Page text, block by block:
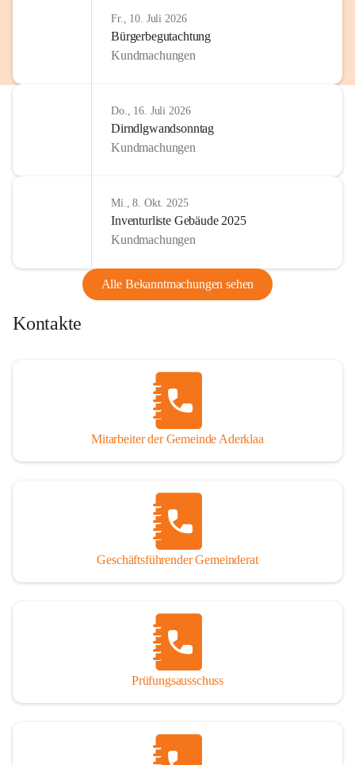
Fr., 10. Juli 2026
Bürgerbegutachtung
Kundmachungen
Do., 16. Juli 2026
Dirndlgwandsonntag
Kundmachungen
Mi., 8. Okt. 2025
Inventurliste Gebäude 2025
Kundmachungen
Alle Bekanntmachungen sehen
Kontakte
Mitarbeiter der Gemeinde Aderklaa
Geschäftsführender Gemeinderat
Prüfungsausschuss